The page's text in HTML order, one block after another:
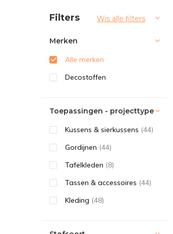
Sorteren op:
Filters Wis alle filters
Merken
Alle merken
Decostoffen
Toepassingen - projecttype
Kussens & sierkussens (44)
Gordijnen (44)
Tafelkleden (8)
Tassen & accessoires (44)
Kleding (48)